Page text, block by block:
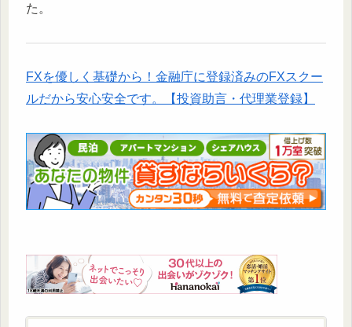
た。
FXを優しく基礎から！金融庁に登録済みのFXスクー
ルだから安心安全です。【投資助言・代理業登録】